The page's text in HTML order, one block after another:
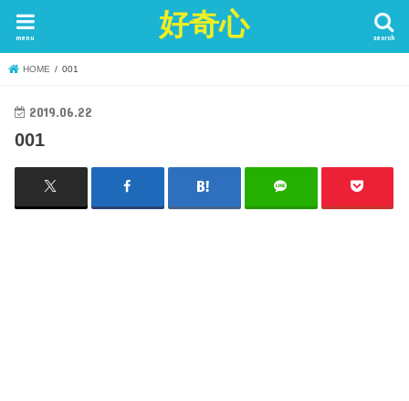
好奇心 search
menu
HOME 001
2019.06.22
001